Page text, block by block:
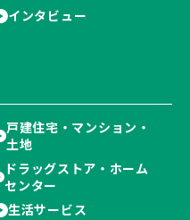
インタビュー
戸建住宅・マンション・
土地
ドラッグストア・ホーム
センター
生活サービス